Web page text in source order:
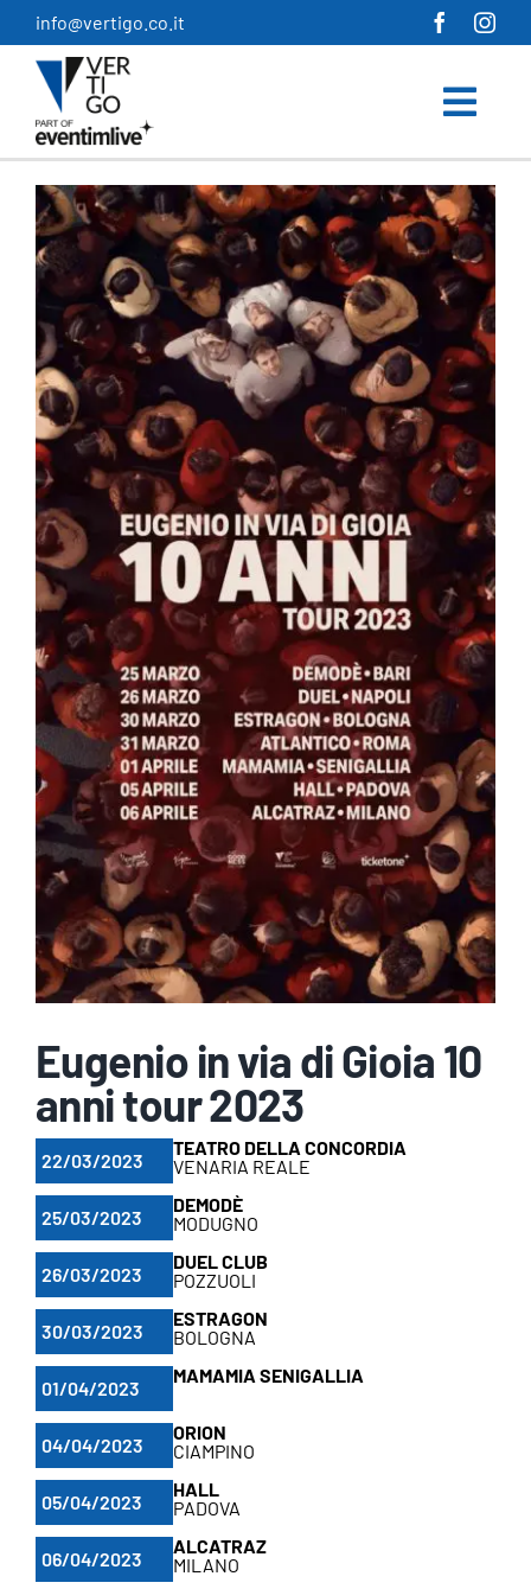
Salta
al
contenuto
info@vertigo.co.it
Eugenio in via di Gioia 10
anni tour 2023
22/03/2023
TEATRO DELLA CONCORDIA
VENARIA REALE
25/03/2023
DEMODÈ
MODUGNO
26/03/2023
DUEL CLUB
POZZUOLI
30/03/2023
ESTRAGON
BOLOGNA
01/04/2023
MAMAMIA SENIGALLIA
04/04/2023
ORION
CIAMPINO
05/04/2023
HALL
PADOVA
06/04/2023
ALCATRAZ
MILANO